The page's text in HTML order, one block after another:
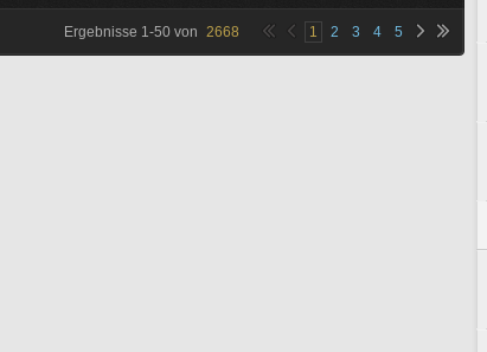
Ergebnisse 1-50 von 2668 1 2 3 4 5